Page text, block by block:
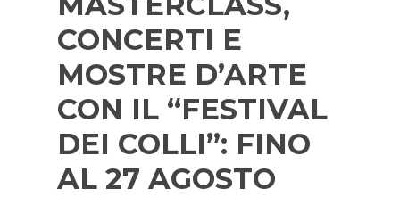
CONCERTI E
MOSTRE D’ARTE
CON IL “FESTIVAL
DEI COLLI”: FINO
AL 27 AGOSTO